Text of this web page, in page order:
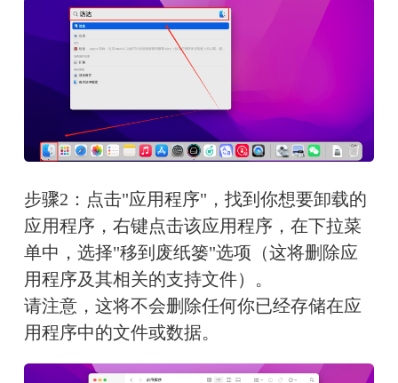
步骤2：点击"应用程序"，找到你想要卸载的
应用程序，右键点击该应用程序，在下拉菜
单中，选择"移到废纸篓"选项（这将删除应
用程序及其相关的支持文件）。
请注意，这将不会删除任何你已经存储在应
用程序中的文件或数据。